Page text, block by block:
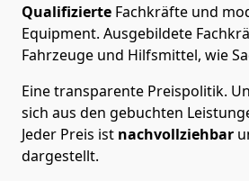
Qualifizierte Fachkräfte und
Equipment. Ausgebildete
Fahrzeuge und Hilfsmittel, wie
Eine transparente Preispolitik.
sich aus den gebuchten
Jeder Preis ist nachvollziehbar
dargestellt.